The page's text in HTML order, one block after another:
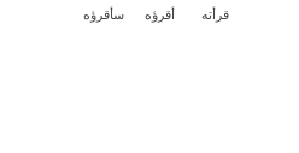
قرأته أقرؤه سأقرؤه